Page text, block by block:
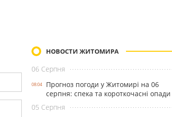
НОВОСТИ ЖИТОМИРА
06 Серпня
08:04
Прогноз погоди у Житомирі на 06
серпня: спека та короткочасні опади
05 Серпня